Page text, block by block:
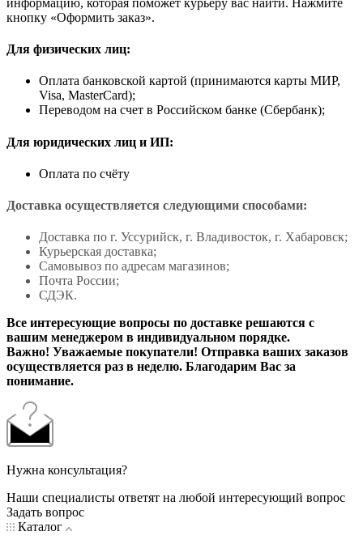
кнопку «Оформить заказ».
Для физических лиц:
Оплата банковской картой (принимаются карты МИР,
Visa, MasterCard);
Переводом на счет в Российском банке (Сбербанк);
Для юридических лиц и ИП:
Оплата по счёту
Доставка осуществляется следующими способами:
Доставка по г. Уссурийск, г. Владивосток, г. Хабаровск;
Курьерская доставка;
Самовывоз по адресам магазинов;
Почта России;
СДЭК.
Все интересующие вопросы по доставке решаются с
вашим менеджером в индивидуальном порядке.
Важно! Уважаемые покупатели! Отправка ваших заказов
осуществляется раз в неделю. Благодарим Вас за
понимание.
Нужна консультация?
Наши специалисты ответят на любой интересующий вопрос
Задать вопрос
Каталог